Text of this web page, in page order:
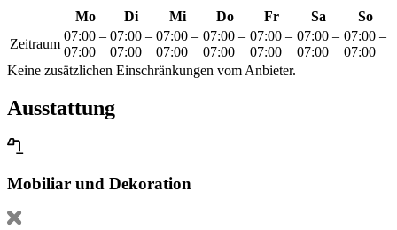
Mo Di Mi Do Fr Sa
So
Zeitraum
07:00 –
07:00
07:00 –
07:00
07:00 –
07:00
07:00 –
07:00
07:00 –
07:00
07:00 –
07:00
07:00 –
07:00
Keine zusätzlichen Einschränkungen vom Anbieter.
Ausstattung
Mobiliar und Dekoration